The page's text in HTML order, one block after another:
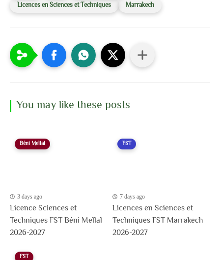
Licences en Sciences et Techniques
Marrakech
You may like these posts
Béni Mellal
3 days ago
Licence Sciences et
Techniques FST Béni Mellal
2026-2027
FST
7 days ago
Licences en Sciences et
Techniques FST Marrakech
2026-2027
FST